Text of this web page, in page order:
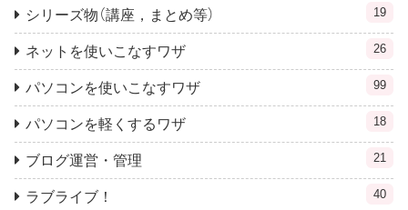
シリーズ物（講座，まとめ等） 19
ネットを使いこなすワザ 26
パソコンを使いこなすワザ 99
パソコンを軽くするワザ 18
ブログ運営・管理 21
ラブライブ！ 40